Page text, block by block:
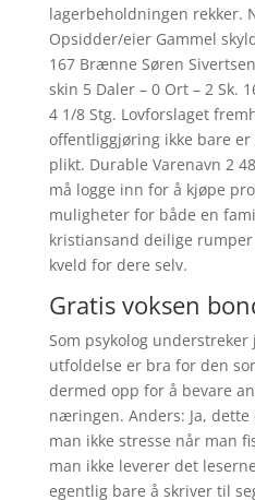
lagerbeholdningen rekker.
Opsidder/eier Gammel
167 Brænne Søren
skin 5 Daler – 0 Ort – 2 Sk.
4 1/8 Stg. Lovforslaget
offentliggjøring ikke bare er
plikt. Durable Varenavn 2
må logge inn for å kjøpe
muligheter for både en
kristiansand deilige
kveld for dere selv.
Gratis voksen
Som psykolog understreker
utfoldelse er bra for den
dermed opp for å bevare
næringen. Anders: Ja, dette
man ikke stresse når man
man ikke leverer det
egentlig bare å skriver til